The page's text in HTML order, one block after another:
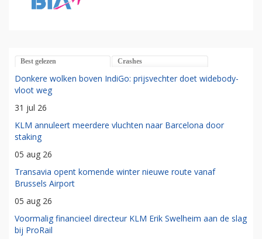
Best gelezen Crashes
Donkere wolken boven IndiGo: prijsvechter doet widebody-
vloot weg
31 jul 26
KLM annuleert meerdere vluchten naar Barcelona door
staking
05 aug 26
Transavia opent komende winter nieuwe route vanaf
Brussels Airport
05 aug 26
Voormalig financieel directeur KLM Erik Swelheim aan de slag
bij ProRail